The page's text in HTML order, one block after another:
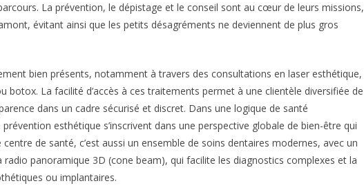
La prévention, le dépistage et le conseil sont au cœur de leurs missions,
évitant ainsi que les petits désagréments ne deviennent de plus gros
bien présents, notamment à travers des consultations en laser esthétique,
botox. La facilité d’accès à ces traitements permet à une clientèle diversifiée de
dans un cadre sécurisé et discret. Dans une logique de santé
esthétique s’inscrivent dans une perspective globale de bien-être qui
de santé, c’est aussi un ensemble de soins dentaires modernes, avec un
panoramique 3D (cone beam), qui facilite les diagnostics complexes et la
ou implantaires.